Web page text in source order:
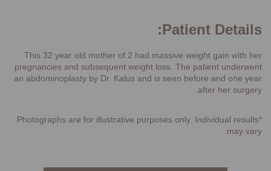
Patient Details:
This 32 year old mother of 2 had massive weight gain with her
pregnancies and subsequent weight loss. The patient underwent
an abdominoplasty by Dr. Kalus and is seen before and one year
after her surgery.
*Photographs are for illustrative purposes only. Individual results
may vary.